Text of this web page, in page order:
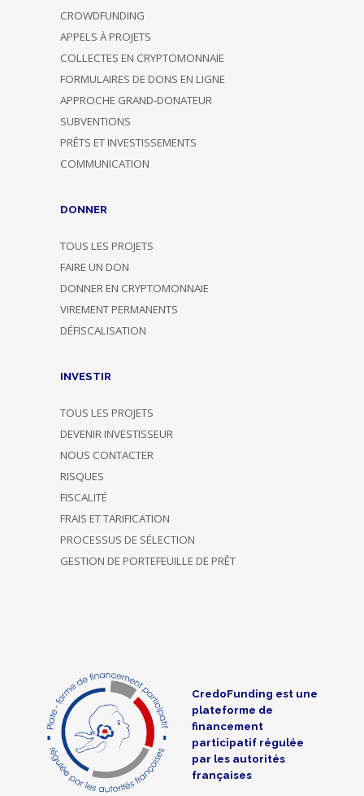
CROWDFUNDING
APPELS À PROJETS
COLLECTES EN CRYPTOMONNAIE
FORMULAIRES DE DONS EN LIGNE
APPROCHE GRAND-DONATEUR
SUBVENTIONS
PRÊTS ET INVESTISSEMENTS
COMMUNICATION
DONNER
TOUS LES PROJETS
FAIRE UN DON
DONNER EN CRYPTOMONNAIE
VIREMENT PERMANENTS
DÉFISCALISATION
INVESTIR
TOUS LES PROJETS
DEVENIR INVESTISSEUR
NOUS CONTACTER
RISQUES
FISCALITÉ
FRAIS ET TARIFICATION
PROCESSUS DE SÉLECTION
GESTION DE PORTEFEUILLE DE PRÊT
CredoFunding est une
plateforme de
financement
participatif régulée
par les autorités
françaises